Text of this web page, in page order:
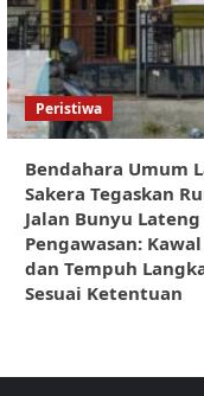
Peristiwa
Bendahara Umum
Sakera Tegaskan
Jalan Bunyu
Pengawasan:
dan Tempuh
Sesuai Ketentuan